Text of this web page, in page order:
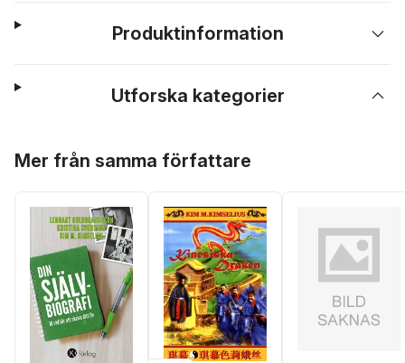
Produktinformation
Utforska kategorier
Mer från samma författare